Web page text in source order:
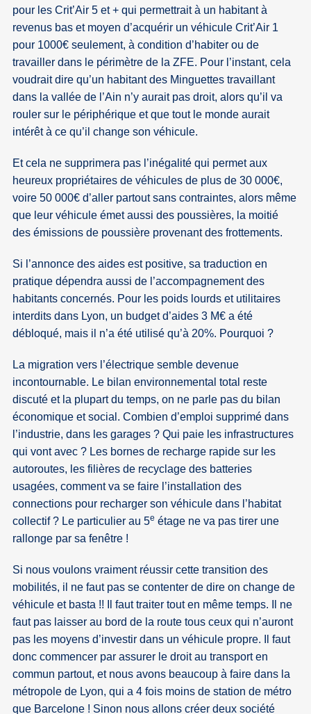
pour les Crit’Air 5 et + qui permettrait à un habitant à
revenus bas et moyen d’acquérir un véhicule Crit’Air 1
pour 1000€ seulement, à condition d’habiter ou de
travailler dans le périmètre de la ZFE. Pour l’instant, cela
voudrait dire qu’un habitant des Minguettes travaillant
dans la vallée de l’Ain n’y aurait pas droit, alors qu’il va
rouler sur le périphérique et que tout le monde aurait
intérêt à ce qu’il change son véhicule.
Et cela ne supprimera pas l’inégalité qui permet aux
heureux propriétaires de véhicules de plus de 30 000€,
voire 50 000€ d’aller partout sans contraintes, alors même
que leur véhicule émet aussi des poussières, la moitié
des émissions de poussière provenant des frottements.
Si l’annonce des aides est positive, sa traduction en
pratique dépendra aussi de l’accompagnement des
habitants concernés. Pour les poids lourds et utilitaires
interdits dans Lyon, un budget d’aides 3 M€ a été
débloqué, mais il n’a été utilisé qu’à 20%. Pourquoi ?
La migration vers l’électrique semble devenue
incontournable. Le bilan environnemental total reste
discuté et la plupart du temps, on ne parle pas du bilan
économique et social. Combien d’emploi supprimé dans
l’industrie, dans les garages ? Qui paie les infrastructures
qui vont avec ? Les bornes de recharge rapide sur les
autoroutes, les filières de recyclage des batteries
usagées, comment va se faire l’installation des
connections pour recharger son véhicule dans l’habitat
collectif ? Le particulier au 5e étage ne va pas tirer une
rallonge par sa fenêtre !
Si nous voulons vraiment réussir cette transition des
mobilités, il ne faut pas se contenter de dire on change de
véhicule et basta !! Il faut traiter tout en même temps. Il ne
faut pas laisser au bord de la route tous ceux qui n’auront
pas les moyens d’investir dans un véhicule propre. Il faut
donc commencer par assurer le droit au transport en
commun partout, et nous avons beaucoup à faire dans la
métropole de Lyon, qui a 4 fois moins de station de métro
que Barcelone ! Sinon nous allons créer deux société